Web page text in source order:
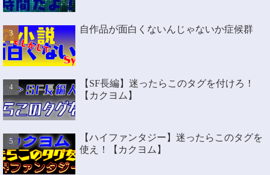
自作品が面白くないんじゃないか症候群
【SF長編】迷ったらこのタグを付けろ！
【カクヨム】
【ハイファンタジー】迷ったらこのタグを
使え！【カクヨム】